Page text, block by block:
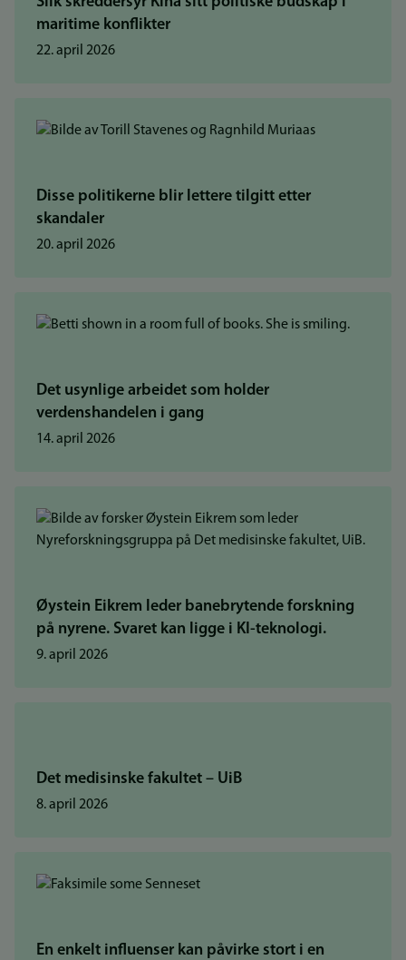
maritime konflikter
22. april 2026
Disse politikerne blir lettere tilgitt etter
skandaler
20. april 2026
Det usynlige arbeidet som holder
verdenshandelen i gang
14. april 2026
Øystein Eikrem leder banebrytende forskning
på nyrene. Svaret kan ligge i KI-teknologi.
9. april 2026
Det medisinske fakultet – UiB
8. april 2026
En enkelt influenser kan påvirke stort i en